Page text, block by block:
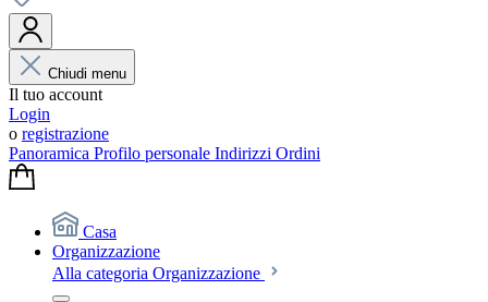
Chiudi menu
Il tuo account
Login
o registrazione
Panoramica Profilo personale Indirizzi Ordini
Casa
Organizzazione
Alla categoria Organizzazione